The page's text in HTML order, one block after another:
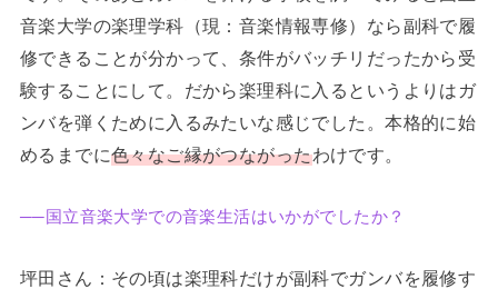
音楽大学の楽理学科（現：音楽情報専修）なら副科で履
修できることが分かって、条件がバッチリだったから受
験することにして。だから楽理科に入るというよりはガ
ンバを弾くために入るみたいな感じでした。本格的に始
めるまでに色々なご縁がつながったわけです。
──国立音楽大学での音楽生活はいかがでしたか？
坪田さん：その頃は楽理科だけが副科でガンバを履修す